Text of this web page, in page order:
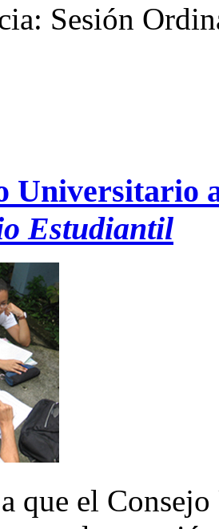
Sesión
Universitario
Estudiantil
que el